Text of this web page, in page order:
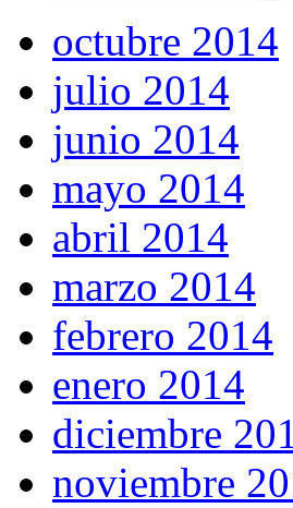
octubre 2014
julio 2014
junio 2014
mayo 2014
abril 2014
marzo 2014
febrero 2014
enero 2014
diciembre
noviembre